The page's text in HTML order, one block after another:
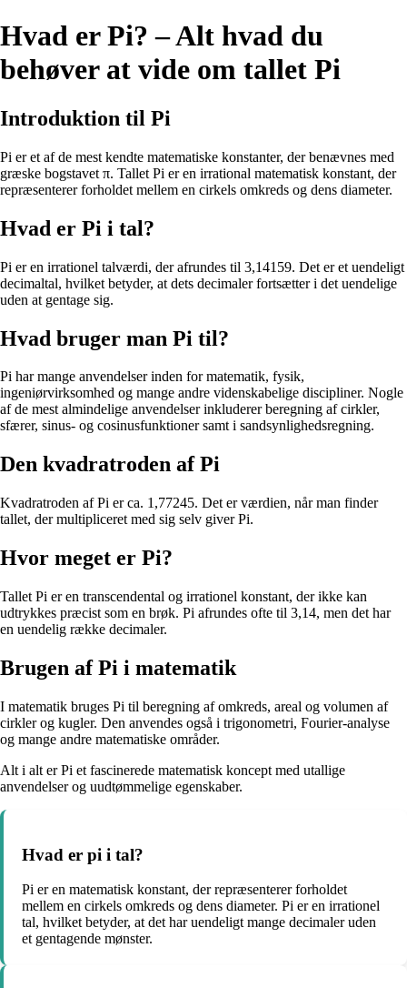
Hvad er Pi? – Alt hvad du
behøver at vide om tallet Pi
Introduktion til Pi
Pi er et af de mest kendte matematiske konstanter, der benævnes med
græske bogstavet π. Tallet Pi er en irrational matematisk konstant, der
repræsenterer forholdet mellem en cirkels omkreds og dens diameter.
Hvad er Pi i tal?
Pi er en irrationel talværdi, der afrundes til 3,14159. Det er et uendeligt
decimaltal, hvilket betyder, at dets decimaler fortsætter i det uendelige
uden at gentage sig.
Hvad bruger man Pi til?
Pi har mange anvendelser inden for matematik, fysik,
ingeniørvirksomhed og mange andre videnskabelige discipliner. Nogle
af de mest almindelige anvendelser inkluderer beregning af cirkler,
sfærer, sinus- og cosinusfunktioner samt i sandsynlighedsregning.
Den kvadratroden af Pi
Kvadratroden af Pi er ca. 1,77245. Det er værdien, når man finder
tallet, der multipliceret med sig selv giver Pi.
Hvor meget er Pi?
Tallet Pi er en transcendental og irrationel konstant, der ikke kan
udtrykkes præcist som en brøk. Pi afrundes ofte til 3,14, men det har
en uendelig række decimaler.
Brugen af Pi i matematik
I matematik bruges Pi til beregning af omkreds, areal og volumen af
cirkler og kugler. Den anvendes også i trigonometri, Fourier-analyse
og mange andre matematiske områder.
Alt i alt er Pi et fascinerede matematisk koncept med utallige
anvendelser og uudtømmelige egenskaber.
Hvad er pi i tal?
Pi er en matematisk konstant, der repræsenterer forholdet
mellem en cirkels omkreds og dens diameter. Pi er en irrationel
tal, hvilket betyder, at det har uendeligt mange decimaler uden
et gentagende mønster.